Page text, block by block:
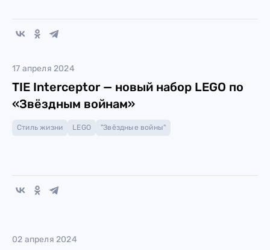
17 апреля 2024
TIE Interceptor — новый набор LEGO по
«Звёздным войнам»
Стиль жизни LEGO "Звёздные войны"
02 апреля 2024